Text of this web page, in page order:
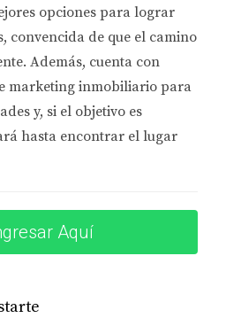
podrás tener una visión
de la propiedad y tomar
de la inspección
proceso puede influir
experiencia del inquilino.
decidió alquilar un
opciones para lograr
convencida de que el camino
Además, cuenta con
marketing inmobiliario para
y, si el objetivo es
hasta encontrar el lugar
Aquí